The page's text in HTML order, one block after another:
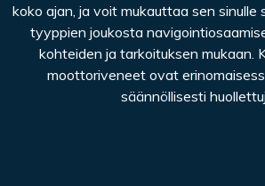
koko ajan, ja voit mukauttaa sen sinulle
tyyppien joukosta
kohteiden ja tarkoituksen mukaan.
moottoriveneet ovat
säännöllisesti